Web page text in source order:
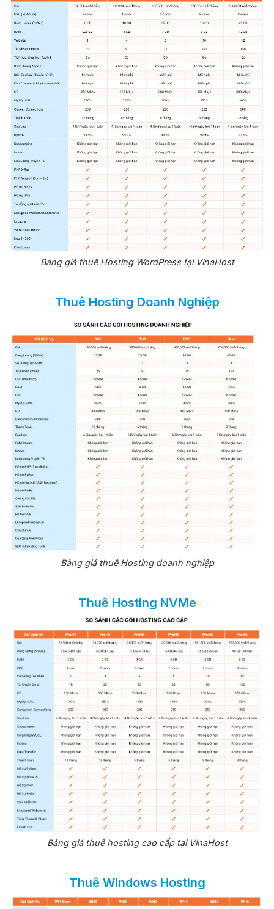
Bảng giá thuê Hosting WordPress tại VinaHost
Thuê Hosting Doanh Nghiệp
Bảng giá thuê Hosting doanh nghiệp
Thuê Hosting NVMe
Bảng giá thuê hosting cao cấp tại VinaHost
Thuê Windows Hosting